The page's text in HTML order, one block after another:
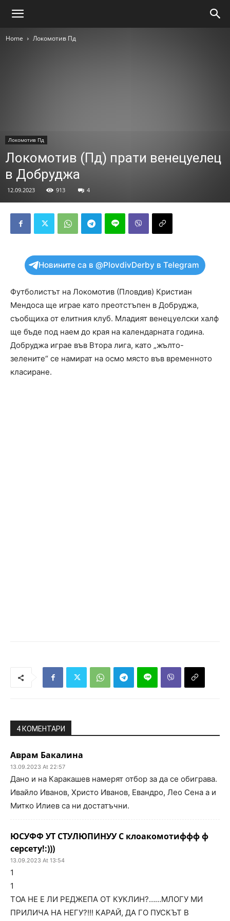
Home Локомотив Пд
Локомотив Пд
Локомотив (Пд) прати венецуелец
в Добруджа
12.09.2023 913 4
Новините са в @PlovdivDerby в Telegram
Футболистът на Локомотив (Пловдив) Кристиан
Мендоса ще играе като преотстъпен в Добруджа,
съобщиха от елитния клуб. Младият венецуелски халф
ще бъде под наем до края на календарната година.
Добруджа играе във Втора лига, като „жълто-
зелените“ се намират на осмо място във временното
класиране.
4 КОМЕНТАРИ
Аврам Бакалина
13.09.2023 At 22:57
Дано и на Каракашев намерят отбор за да се обиграва.
Ивайло Иванов, Христо Иванов, Евандро, Лео Сена а и
Митко Илиев са ни достатъчни.
ЮСУФФ УТ СТУЛЮПИНУУ С клоакомотиффф ф
серсету!:)))
13.09.2023 At 13:54
1
1
ТОА НЕ Е ЛИ РЕДЖЕПА ОТ КУКЛИН?……МЛОГУ МИ
ПРИЛИЧА НА НЕГУ?!!! КАРАЙ, ДА ГО ПУСКЪТ В